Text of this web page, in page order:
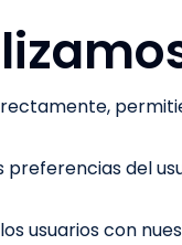
preferencias del
usuarios con